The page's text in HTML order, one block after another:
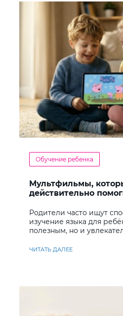
Обучение ребенка
Мультфильмы,
действительно
Родители часто ищут
изучение языка для
полезным, но и
ЧИТАТЬ ДАЛЕЕ